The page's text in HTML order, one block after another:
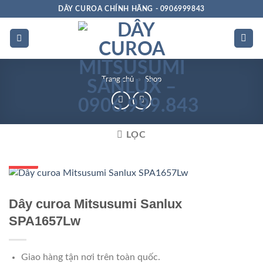
dung
DÂY CUROA CHÍNH HÃNG - 0906999843
Trang chủ » Shop
LỌC
Dây curoa Mitsusumi Sanlux
SPA1657Lw
Giao hàng tận nơi trên toàn quốc.